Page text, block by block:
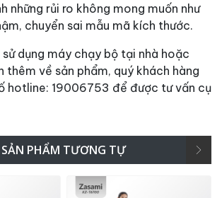
những rủi ro không mong muốn như
chuyển sai mẫu mã kích thước.
sử dụng máy chạy bộ tại nhà hoặc
thêm về sản phẩm, quý khách hàng
hotline: 19006753 để được tư vấn cụ
SẢN PHẨM TƯƠNG TỰ